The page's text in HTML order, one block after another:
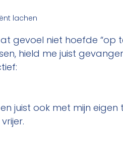
lachen
gevoel niet hoefde “op
hield me juist
juist ook met mijn eigen